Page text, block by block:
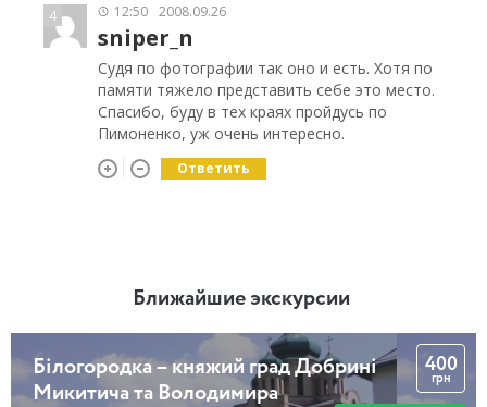
4 12:50 2008.09.26
sniper_n
Судя по фотографии так оно и есть. Хотя по
памяти тяжело представить себе это место.
Спасибо, буду в тех краях пройдусь по
Пимоненко, уж очень интересно.
Ответить
Ближайшие экскурсии
Білогородка – княжий град Добрині
Микитича та Володимира
400
грн